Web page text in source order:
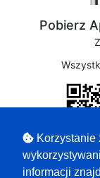
Korzystanie
informacji
Pobierz